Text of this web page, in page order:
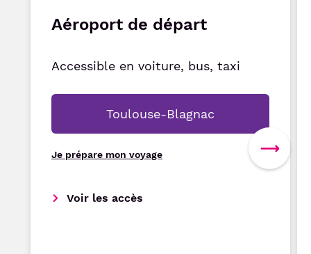
Aéroport de départ
Accessible en voiture, bus, taxi
Toulouse-Blagnac
Je prépare mon voyage
Voir les accès